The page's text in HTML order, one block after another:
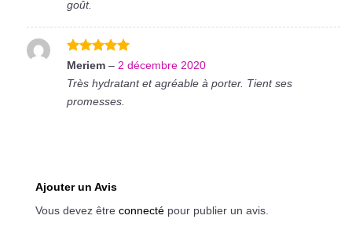
goût.
Note5sur
Meriem– 2 décembre 2020
Très hydratant et agréable à porter. Tient ses
promesses.
Ajouter un Avis
Vous devez être connecté pour publier un avis.